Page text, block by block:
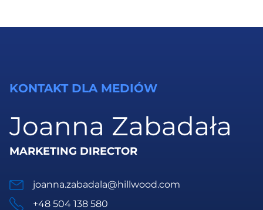
KONTAKT DLA MEDIÓW
Joanna Zabadała
MARKETING DIRECTOR
joanna.zabadala@hillwood.com
+48 504 138 580